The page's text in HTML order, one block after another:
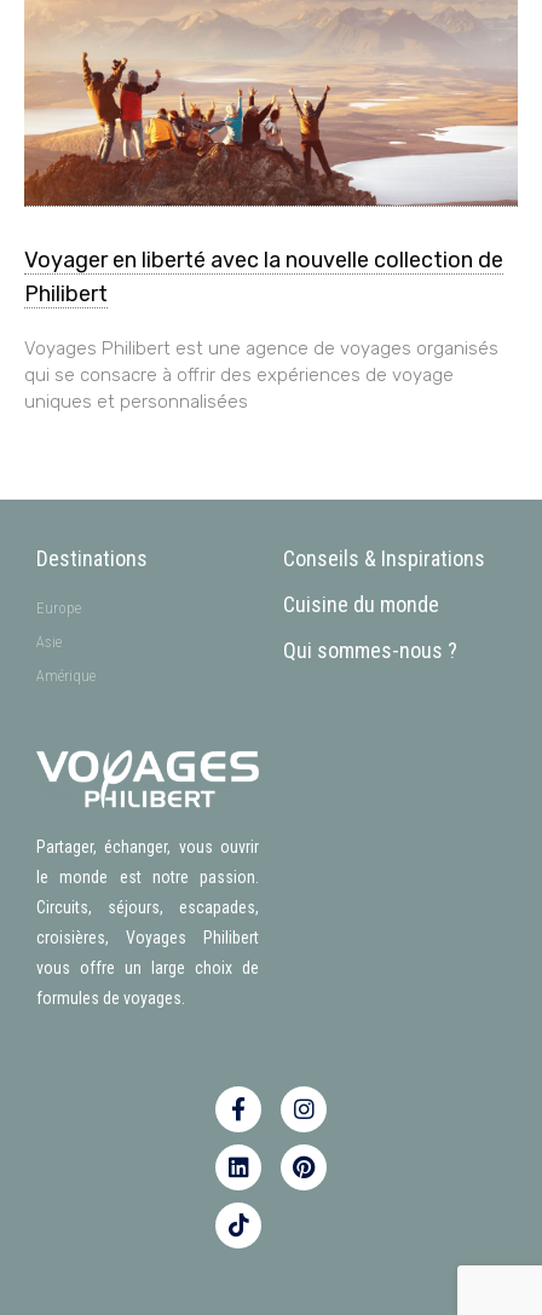
Voyager en liberté avec la nouvelle collection de
Philibert
Voyages Philibert est une agence de voyages organisés
qui se consacre à offrir des expériences de voyage
uniques et personnalisées
Destinations
Europe
Asie
Amérique
Conseils & Inspirations
Cuisine du monde
Qui sommes-nous ?
Partager, échanger, vous ouvrir
le monde est notre passion.
Circuits, séjours, escapades,
croisières, Voyages Philibert
vous offre un large choix de
formules de voyages.